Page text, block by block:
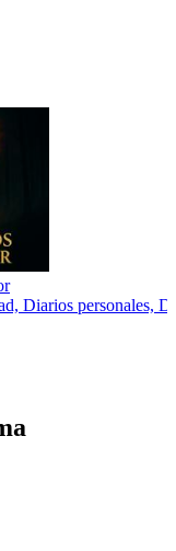
Diarios personales,